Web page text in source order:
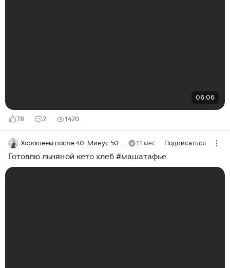
06:06
78 2 1420
Хорошеем после 40. Минус 50 кг 11 мес Подписаться
Готовлю льняной кето хлеб #машатафье